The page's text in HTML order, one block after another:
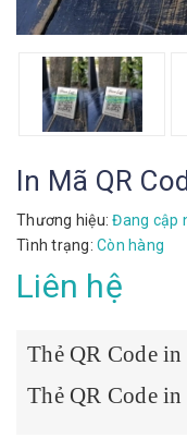
In Mã QR
Thương hiệu: Đang cập
Tình trạng: Còn hàng
Liên hệ
Thẻ QR Code
Thẻ QR Code